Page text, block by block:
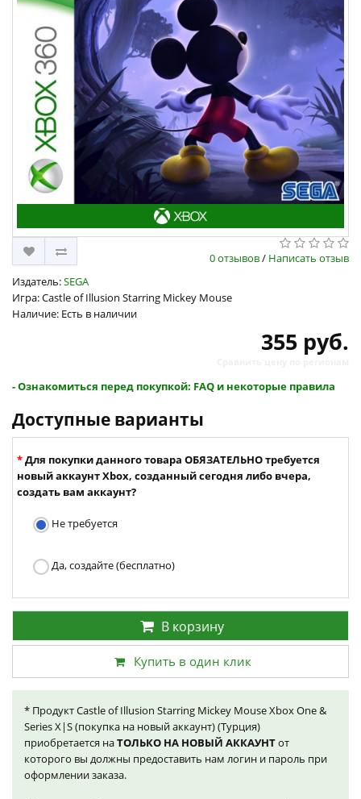
0 отзывов/ Написать отзыв
Издатель:SEGA
Игра: Castle of Illusion Starring Mickey Mouse
Наличие: Есть в наличии
355 руб.
- Ознакомиться перед покупкой: FAQ и некоторые правила
Доступные варианты
Для покупки данного товара ОБЯЗАТЕЛЬНО требуется
новый аккаунт Xbox, созданный сегодня либо вчера,
создать вам аккаунт?
Не требуется
Да, создайте (бесплатно)
В корзину
Купить в один клик
* Продукт Castle of Illusion Starring Mickey Mouse Xbox One &
Series X|S (покупка на новый аккаунт) (Турция)
приобретается наТОЛЬКО НА НОВЫЙ АККАУНТот
которого вы должны предоставить нам логин и пароль при
оформлении заказа.